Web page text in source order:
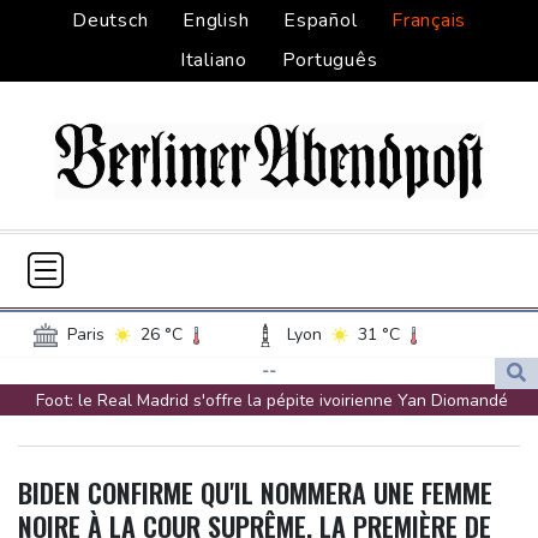
Deutsch English Español
Français
Italiano
Português
Paris 26 °C Lyon
31 °C
Bordeaux
31 °C Luxembourg
24 °C
Burkina Faso
35 °C Guinea
30 °C
--
Foot: le Real Madrid s'offre la pépite ivoirienne Yan Diomandé
Hantavirus : un touriste ayant transité en France testé positif,
BIDEN CONFIRME QU'IL NOMMERA UNE FEMME
NOIRE À LA COUR SUPRÊME, LA PREMIÈRE DE